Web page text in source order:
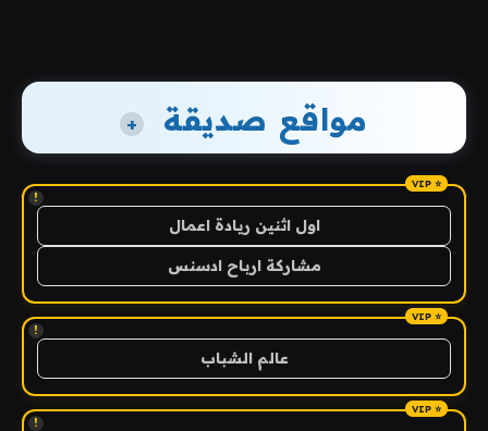
مواقع صديقة +
!
اول اثنين ريادة اعمال
مشاركة ارباح ادسنس
!
عالم الشباب
!